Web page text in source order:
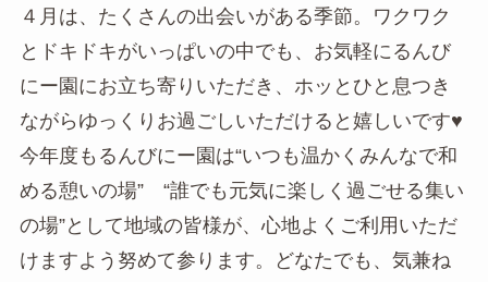
４月は、たくさんの出会いがある季節。ワクワク
とドキドキがいっぱいの中でも、お気軽にるんび
にー園にお立ち寄りいただき、ホッとひと息つき
ながらゆっくりお過ごしいただけると嬉しいです♥
今年度もるんびにー園は“いつも温かくみんなで和
める憩いの場” “誰でも元気に楽しく過ごせる集い
の場”として地域の皆様が、心地よくご利用いただ
けますよう努めて参ります。どなたでも、気兼ね